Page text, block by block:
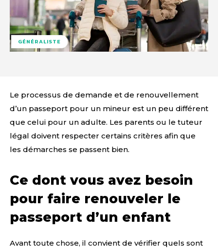
GÉNÉRALISTE
Le processus de demande et de renouvellement
d’un passeport pour un mineur est un peu différent
que celui pour un adulte. Les parents ou le tuteur
légal doivent respecter certains critères afin que
les démarches se passent bien.
Ce dont vous avez besoin
pour faire renouveler le
passeport d’un enfant
Avant toute chose, il convient de vérifier quels sont